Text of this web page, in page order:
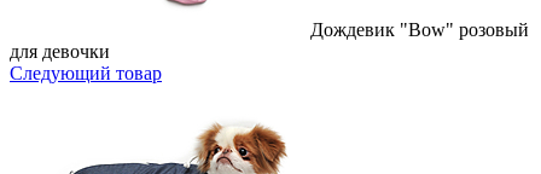
Дождевик "Bow" розовый
для девочки
Следующий товар